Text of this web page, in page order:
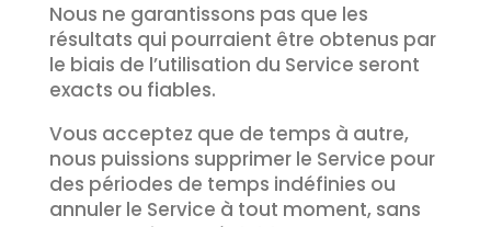
Nous ne garantissons pas que les
résultats qui pourraient être obtenus par
le biais de l’utilisation du Service seront
exacts ou fiables.
Vous acceptez que de temps à autre,
nous puissions supprimer le Service pour
des périodes de temps indéfinies ou
annuler le Service à tout moment, sans